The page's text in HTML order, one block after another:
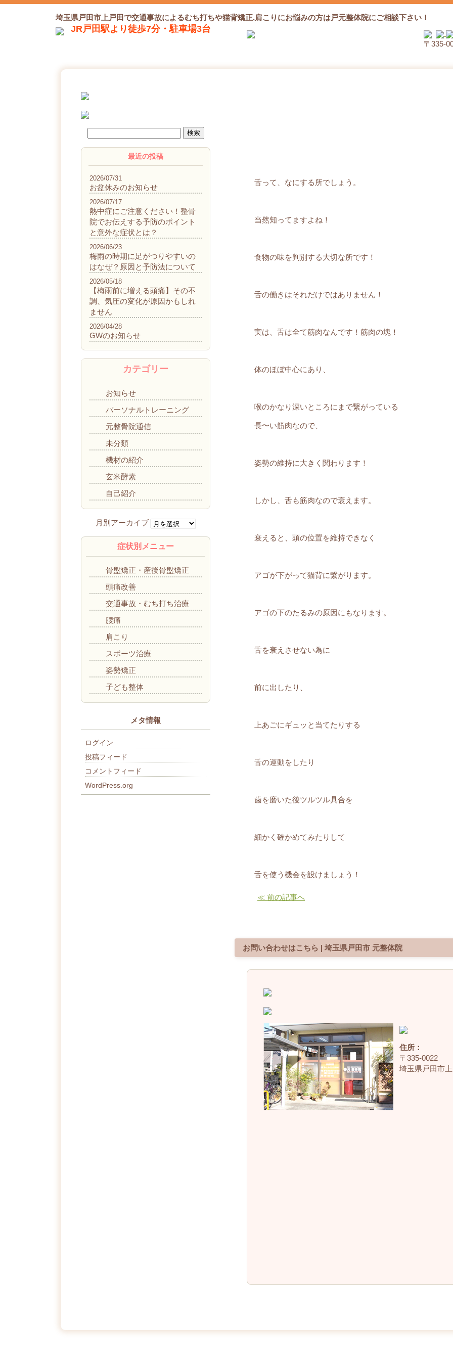
埼玉県戸田市上戸田で交通事故によるむち打ちや猫背矯正,肩こりにお悩みの方は戸元整体院にご相談下さい！
JR戸田駅より徒歩7分・駐車場3台
〒
舌って、なにする所でしょう。
当然知ってますよね！
食物の味を判別する大切な所です！
舌の働きはそれだけではありません！
実は、舌は全て筋肉なんです！筋肉の塊！
体のほぼ中心にあり、
喉のかなり深いところにまで繋がっている
長〜い筋肉なので、
姿勢の維持に大きく関わります！
しかし、舌も筋肉なので衰えます。
衰えると、頭の位置を維持できなく
アゴが下がって猫背に繋がります。
アゴの下のたるみの原因にもなります。
舌を衰えさせない為に
前に出したり、
上あごにギュッと当てたりする
舌の運動をしたり
歯を磨いた後ツルツル具合を
細かく確かめてみたりして
舌を使う機会を設けましょう！
≪ 前の記事へ
お問い合わせはこちら | 埼玉県戸田市 元整体院
住所：
〒335‐0022
埼玉県戸田市
最近の投稿
お盆休みのお知らせ
2026/07/31
熱中症にご注意ください！整骨
院でお伝えする予防のポイント
と意外な症状とは？
2026/07/17
梅雨の時期に足がつりやすいの
はなぜ？原因と予防法について
2026/06/23
【梅雨前に増える頭痛】その不
調、気圧の変化が原因かもしれ
ません
2026/05/18
GWのお知らせ
2026/04/28
カテゴリー
お知らせ
パーソナルトレーニング
元整骨院通信
未分類
機材の紹介
玄米酵素
自己紹介
症状別メニュー
骨盤矯正・産後骨盤矯正
頭痛改善
交通事故・むち打ち治療
腰痛
肩こり
スポーツ治療
姿勢矯正
子ども整体
メタ情報
ログイン
投稿フィード
コメントフィード
WordPress.org